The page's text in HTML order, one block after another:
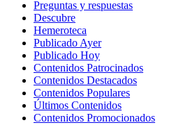
Preguntas y respuestas
Descubre
Hemeroteca
Publicado Ayer
Publicado Hoy
Contenidos Patrocinados
Contenidos Destacados
Contenidos Populares
Últimos Contenidos
Contenidos Promocionados